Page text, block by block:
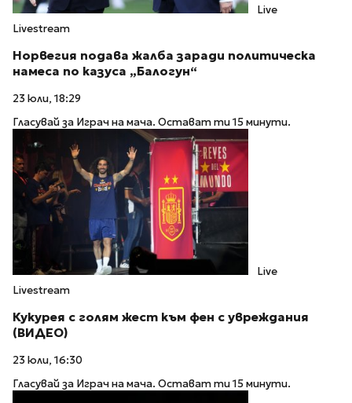
Live
Livestream
Норвегия подава жалба заради политическа
намеса по казуса „Балогун“
23 юли, 18:29
Гласувай за Играч на мача. Остават ти 15 минути.
Live
Livestream
Кукурея с голям жест към фен с увреждания
(ВИДЕО)
23 юли, 16:30
Гласувай за Играч на мача. Остават ти 15 минути.